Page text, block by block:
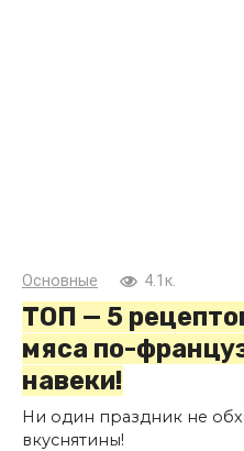
Основные 4.1к.
ТОП — 5
мяса по-
навеки!
Ни один праздник не
вкуснятины!